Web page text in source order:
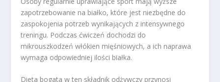
zapotrzebowanie na białko, które jest niezbędne do
zaspokojenia potrzeb wynikających z intensywnego
treningu. Podczas ćwiczeń dochodzi do
mikrouszkodzeń włókien mięśniowych, a ich naprawa
wymaga odpowiedniej ilości białka.
Dieta bogata w ten składnik odżywczy przynosi